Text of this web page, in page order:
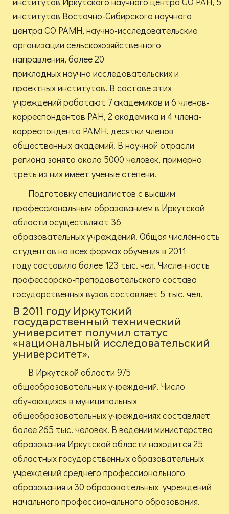
институтов Восточно-Сибирского научного
центра СО РАМН, научно-исследовательские
организации сельскохозяйственного
направления, более 20
прикладных научно исследовательских и
проектных институтов. В составе этих
учреждений работают 7 академиков и 6 членов-
корреспондентов РАН, 2 академика и 4 члена-
корреспондента РАМН, десятки членов
общественных академий. В научной отрасли
региона занято около 5000 человек, примерно
треть из них имеет ученые степени.
Подготовку специалистов с высшим
профессиональным образованием в Иркутской
области осуществляют 36
образовательных учреждений. Общая численность
студентов на всех формах обучения в 2011
году составила более 123 тыс. чел. Численность
профессорско-преподавательского состава
государственных вузов составляет 5 тыс. чел.
В 2011 году Иркутский
государственный технический
университет получил статус
«национальный исследовательский
университет».
В Иркутской области 975
общеобразовательных учреждений. Число
обучающихся в муниципальных
общеобразовательных учреждениях составляет
более 265 тыс. человек. В ведении министерства
образования Иркутской области находится 25
областных государственных образовательных
учреждений среднего профессионального
образования и 30 образовательных учреждений
начального профессионального образования.